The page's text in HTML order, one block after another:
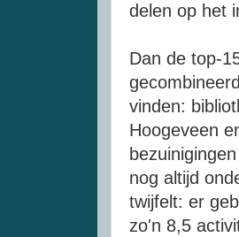
delen op het
Dan de top-
vinden:
Hoogeveen
nog altijd
twijfelt: er
zo'n 8,5